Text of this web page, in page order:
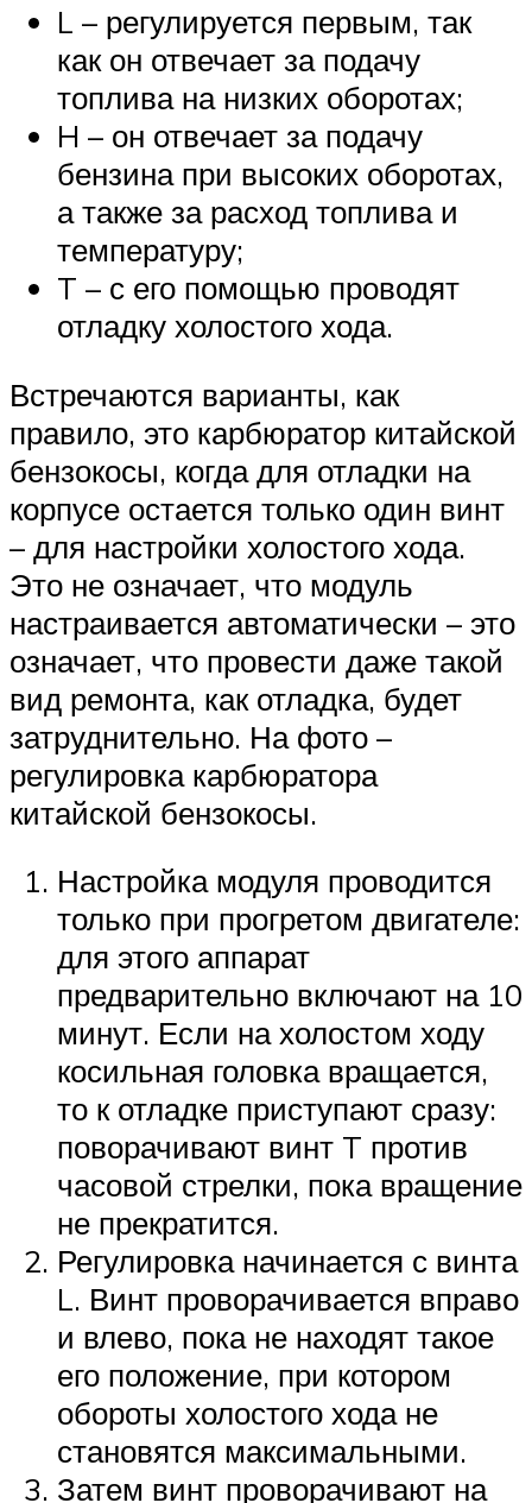
L – регулируется первым, так
как он отвечает за подачу
топлива на низких оборотах;
H – он отвечает за подачу
бензина при высоких оборотах,
а также за расход топлива и
температуру;
T – с его помощью проводят
отладку холостого хода.
Встречаются варианты, как
правило, это карбюратор китайской
бензокосы, когда для отладки на
корпусе остается только один винт
– для настройки холостого хода.
Это не означает, что модуль
настраивается автоматически – это
означает, что провести даже такой
вид ремонта, как отладка, будет
затруднительно. На фото –
регулировка карбюратора
китайской бензокосы.
Настройка модуля проводится
только при прогретом двигателе:
для этого аппарат
предварительно включают на 10
минут. Если на холостом ходу
косильная головка вращается,
то к отладке приступают сразу:
поворачивают винт T против
часовой стрелки, пока вращение
не прекратится.
Регулировка начинается с винта
L. Винт проворачивается вправо
и влево, пока не находят такое
его положение, при котором
обороты холостого хода не
становятся максимальными.
Затем винт проворачивают на